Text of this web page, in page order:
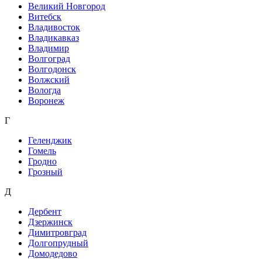
Великий Новгород
Витебск
Владивосток
Владикавказ
Владимир
Волгоград
Волгодонск
Волжский
Вологда
Воронеж
Г
Геленджик
Гомель
Гродно
Грозный
Д
Дербент
Дзержинск
Димитровград
Долгопрудный
Домодедово